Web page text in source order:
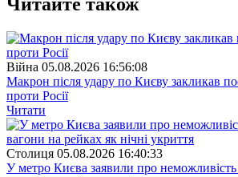
Війна 05.08.2026 16:56:08
Макрон після удару по Києву закликав
проти Росії
Читати
Столиця 05.08.2026 16:40:33
У метро Києва заявили про неможливість